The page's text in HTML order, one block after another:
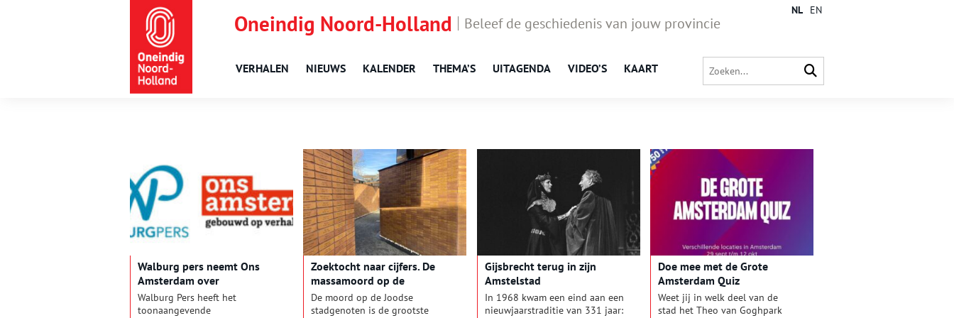
Oneindig Noord-Holland Beleef de geschiedenis van jouw provincie
VERHALEN NIEUWS KALENDER THEMA’S UITAGENDA VIDEO’S KAART
NL EN
Walburg pers neemt Ons
Amsterdam over
Walburg Pers heeft het
toonaangevende
Zoektocht naar cijfers. De
massamoord op de
Amsterdamse Joden
De moord op de Joodse
stadgenoten is de grootste
Gijsbrecht terug in zijn
Amstelstad
In 1968 kwam een eind aan een
nieuwjaarstraditie van 331 jaar:
Doe mee met de Grote
Amsterdam Quiz
Weet jij in welk deel van de
stad het Theo van Goghpark